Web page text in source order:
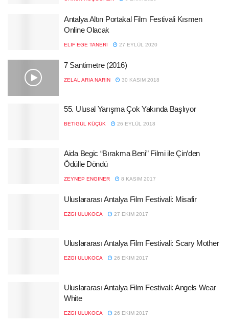
Antalya Altın Portakal Film Festivali Kısmen
Online Olacak
ELIF EGE TANERI 27 EYLÜL 2020
7 Santimetre (2016)
ZELAL ARIA NARIN 30 KASIM 2018
55. Ulusal Yarışma Çok Yakında Başlıyor
BETIGÜL KÜÇÜK 26 EYLÜL 2018
Aida Begic “Bırakma Beni” Filmi ile Çin’den
Ödülle Döndü
ZEYNEP ENGINER 8 KASIM 2017
Uluslararası Antalya Film Festivali: Misafir
EZGI ULUKOCA 27 EKIM 2017
Uluslararası Antalya Film Festivali: Scary Mother
EZGI ULUKOCA 26 EKIM 2017
Uluslararası Antalya Film Festivali: Angels Wear
White
EZGI ULUKOCA 26 EKIM 2017